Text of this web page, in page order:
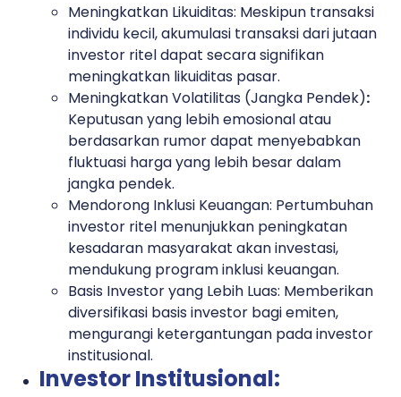
Meningkatkan Likuiditas: Meskipun transaksi
individu kecil, akumulasi transaksi dari jutaan
investor ritel dapat secara signifikan
meningkatkan likuiditas pasar.
Meningkatkan Volatilitas (Jangka Pendek):
Keputusan yang lebih emosional atau
berdasarkan rumor dapat menyebabkan
fluktuasi harga yang lebih besar dalam
jangka pendek.
Mendorong Inklusi Keuangan: Pertumbuhan
investor ritel menunjukkan peningkatan
kesadaran masyarakat akan investasi,
mendukung program inklusi keuangan.
Basis Investor yang Lebih Luas: Memberikan
diversifikasi basis investor bagi emiten,
mengurangi ketergantungan pada investor
institusional.
Investor Institusional: